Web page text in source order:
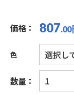
価格： 807.00
色
数量：
UL
耐